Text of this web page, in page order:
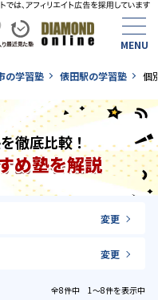
の学習塾 俵田駅の学習塾 個
徹底比較！
め塾を解説
変更
変更
全8件中 1〜8件を表示中